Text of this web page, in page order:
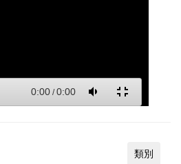
類別